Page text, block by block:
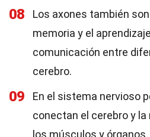
08
Los axones también
memoria y el
comunicación entre
cerebro.
09
En el sistema nervioso
conectan el cerebro y
los músculos y órganos.